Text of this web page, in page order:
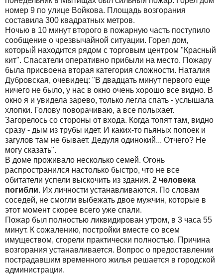
номер 9 по улице Войкова. Площадь возгорания
составила 300 квадратных метров.
Ночью в 10 минут второго в пожарную часть поступило
сообщение о чрезвычайной ситуации. Горел дом,
который находится рядом с торговым центром "Красный
кит". Спасатели оперативно прибыли на место. Пожару
была присвоена вторая категория сложности. Наталия
Дубровская, очевидец: "В двадцать минут первого еще
ничего не было, у нас в окно очень хорошо все видно. В
окно я и увидела зарево, только легла спать - услышала
хлопки. Голову поворачиваю, а все полыхает.
Загорелось со стороны от входа. Когда топят там, видно
сразу - дым из трубы идет. И каких-то пьяных попоек и
загулов там не бывает. Дедуля одинокий... Отчего? Не
могу сказать".
В доме проживало несколько семей. Огонь
распространился настолько быстро, что не все
обитатели успели выскочить из здания. 2 человека
погибли. Их личности устанавливаются. По словам
соседей, не смогли выбежать двое мужчин, которые в
этот момент скорее всего уже спали.
Пожар был полностью ликвидирован утром, в 3 часа 55
минут. К сожалению, постройки вместе со всем
имуществом, сгорели практически полностью. Причина
возгорания устанавливается. Вопрос о предоставлении
пострадавшим временного жилья решается в городской
администрации.